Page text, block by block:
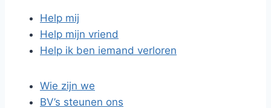
Help mij
Help mijn vriend
Help ik ben iemand verloren
Wie zijn we
BV’s steunen ons